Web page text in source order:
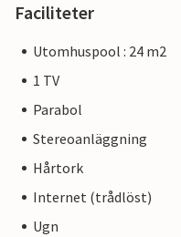
Faciliteter
Utomhuspool : 24 m2
1 TV
Parabol
Stereoanläggning
Hårtork
Internet (trådlöst)
Ugn